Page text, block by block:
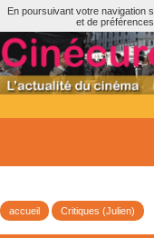
En poursuivant votre navigation
et de préférences
accueil Critiques (Julien)